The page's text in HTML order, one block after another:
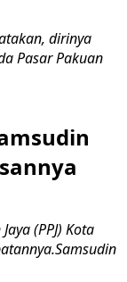
dirinya
Pasar Pakuan
(PPJ) Kota